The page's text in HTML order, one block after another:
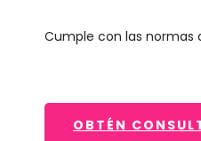
Cumple con las normas
OBTÉN